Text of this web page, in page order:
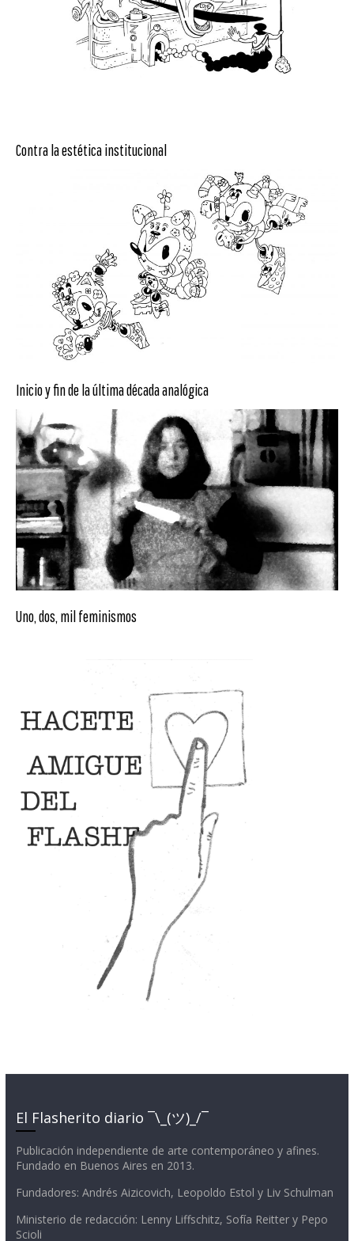
Contra la estética institucional
Inicio y fin de la última década analógica
Uno, dos, mil feminismos
El Flasherito diario ¯\_(ツ)_/¯
Publicación independiente de arte contemporáneo y afines.
Fundado en Buenos Aires en 2013.
Fundadores: Andrés Aizicovich, Leopoldo Estol y Liv Schulman
Ministerio de redacción: Lenny Liffschitz, Sofía Reitter y Pepo
Scioli